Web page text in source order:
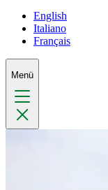
English
Italiano
Français
Menü